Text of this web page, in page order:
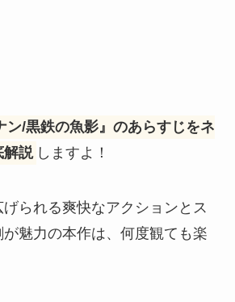
ン/黒鉄の魚影』のあらすじをネ
解説 しますよ！
られる爽快なアクションとス
が魅力の本作は、何度観ても楽